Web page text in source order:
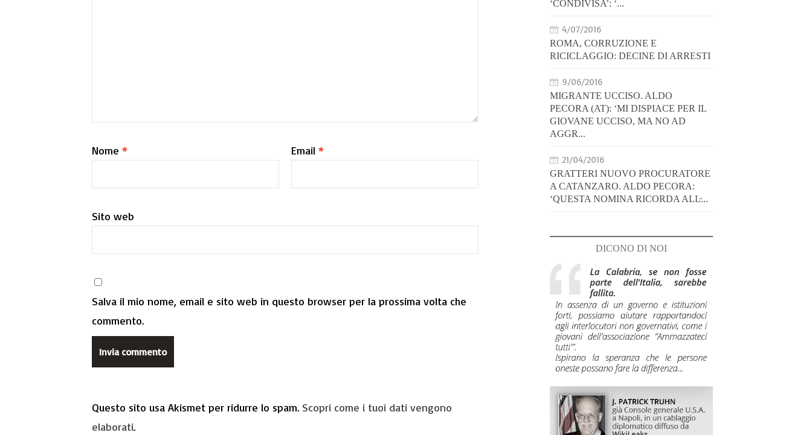
Nome * Email *
Sito web
Salva il mio nome, email e sito web in questo browser per la prossima volta che
commento.
Questo sito usa Akismet per ridurre lo spam. Scopri come i tuoi dati vengono
elaborati.
‘CONDIVISA’: ‘...
4/07/2016
ROMA, CORRUZIONE E
RICICLAGGIO: DECINE DI ARRESTI
9/06/2016
MIGRANTE UCCISO. ALDO
PECORA (AT): ‘MI DISPIACE PER IL
GIOVANE UCCISO, MA NO AD
AGGR...
21/04/2016
GRATTERI NUOVO PROCURATORE
A CATANZARO. ALDO PECORA:
‘QUESTA NOMINA RICORDA ALL̵...
DICONO DI NOI